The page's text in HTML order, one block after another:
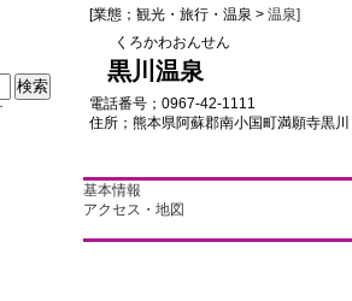
[業態；観光・旅行・温泉 > 温泉]
くろかわおんせん
黒川温泉
電話番号；0967-42-1111
住所；熊本県阿蘇郡南小国町満願寺黒
基本情報
アクセス・地図